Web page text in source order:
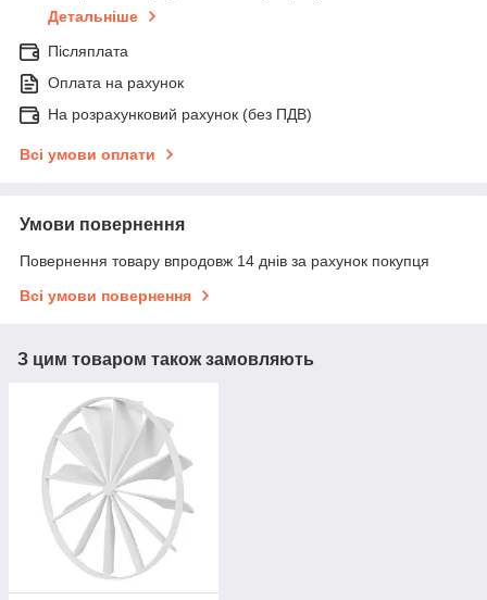
Детальніше
Післяплата
Оплата на рахунок
На розрахунковий рахунок (без ПДВ)
Всі умови оплати
Умови повернення
Повернення товару впродовж 14 днів за рахунок покупця
Всі умови повернення
З цим товаром також замовляють